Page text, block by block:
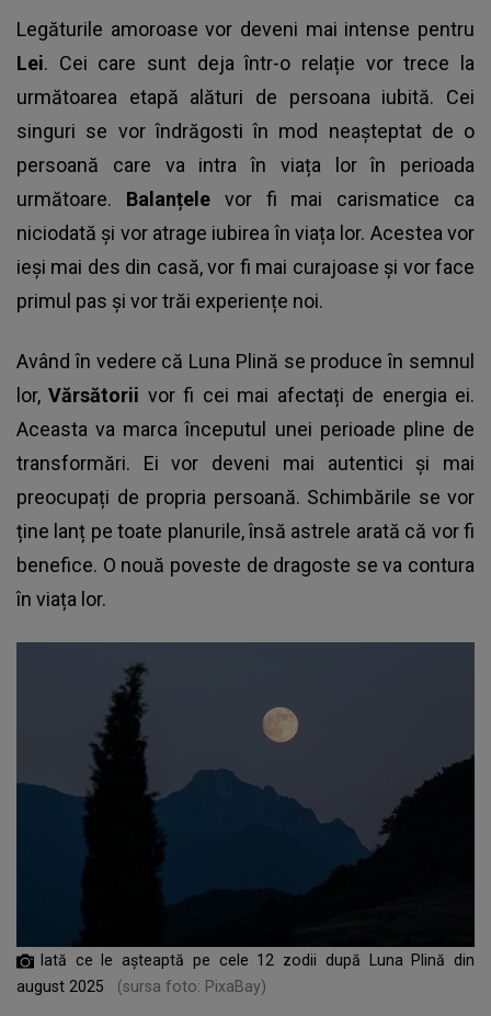
Legăturile amoroase vor deveni mai intense pentru
Lei. Cei care sunt deja într-o relație vor trece la
următoarea etapă alături de persoana iubită. Cei
singuri se vor îndrăgosti în mod neașteptat de o
persoană care va intra în viața lor în perioada
următoare. Balanțele vor fi mai carismatice ca
niciodată și vor atrage iubirea în viața lor. Acestea vor
ieși mai des din casă, vor fi mai curajoase și vor face
primul pas și vor trăi experiențe noi.
Având în vedere că Luna Plină se produce în semnul
lor,Vărsătorii vor fi cei mai afectați de energia ei.
Aceasta va marca începutul unei perioade pline de
transformări. Ei vor deveni mai autentici și mai
preocupați de propria persoană. Schimbările se vor
ține lanț pe toate planurile, însă astrele arată că vor fi
benefice. O nouă poveste de dragoste se va contura
în viața lor.
Iată ce le așteaptă pe cele 12 zodii după Luna Plină din
august 2025
(sursa foto: PixaBay)